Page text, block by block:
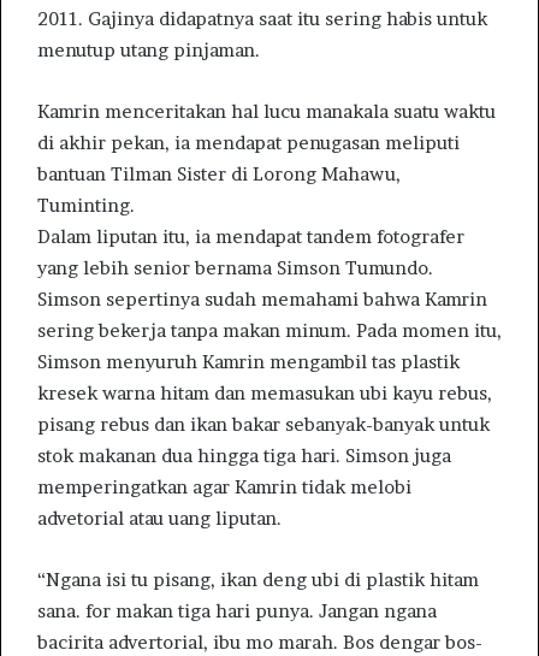
2011. Gajinya didapatnya saat itu sering habis untuk
menutup utang pinjaman.
Kamrin menceritakan hal lucu manakala suatu waktu
di akhir pekan, ia mendapat penugasan meliputi
bantuan Tilman Sister di Lorong Mahawu,
Tuminting.
Dalam liputan itu, ia mendapat tandem fotografer
yang lebih senior bernama Simson Tumundo.
Simson sepertinya sudah memahami bahwa Kamrin
sering bekerja tanpa makan minum. Pada momen itu,
Simson menyuruh Kamrin mengambil tas plastik
kresek warna hitam dan memasukan ubi kayu rebus,
pisang rebus dan ikan bakar sebanyak-banyak untuk
stok makanan dua hingga tiga hari. Simson juga
memperingatkan agar Kamrin tidak melobi
advetorial atau uang liputan.
“Ngana isi tu pisang, ikan deng ubi di plastik hitam
sana. for makan tiga hari punya. Jangan ngana
bacirita advertorial, ibu mo marah. Bos dengar bos-